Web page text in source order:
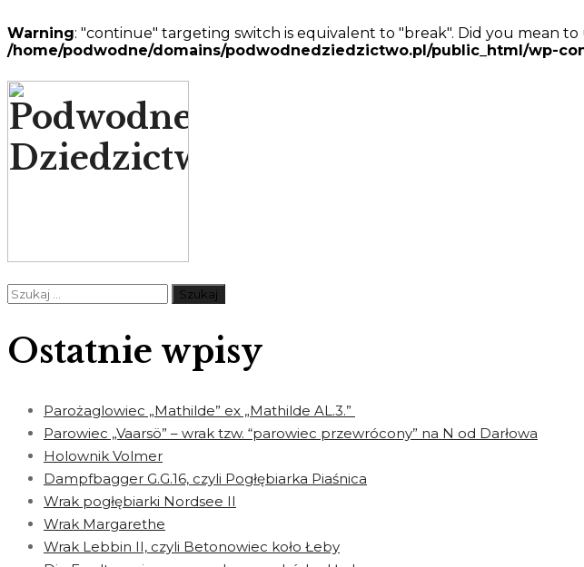
Warning: "continue" targeting switch is equivalent to "break". Did you mean to
/home/podwodne/domains/podwodnedziedzictwo.pl/public_html/wp-
Szukaj:
Ostatnie wpisy
Parożaglowiec „Mathilde” ex „Mathilde AL.3.”
Parowiec „Vaarsö” – wrak tzw. “parowiec przewrócony” na N od Darłowa
Holownik Volmer
Dampfbagger G.G.16, czyli Pogłębiarka Piaśnica
Wrak pogłębiarki Nordsee II
Wrak Margarethe
Wrak Lebbin II, czyli Betonowiec koło Łeby